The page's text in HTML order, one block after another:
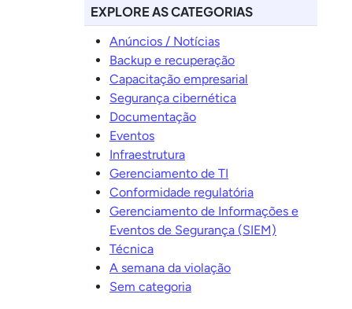
EXPLORE AS CATEGORIAS
Anúncios / Notícias
Backup e recuperação
Capacitação empresarial
Segurança cibernética
Documentação
Eventos
Infraestrutura
Gerenciamento de TI
Conformidade regulatória
Gerenciamento de Informações e
Eventos de Segurança (SIEM)
Técnica
A semana da violação
Sem categoria